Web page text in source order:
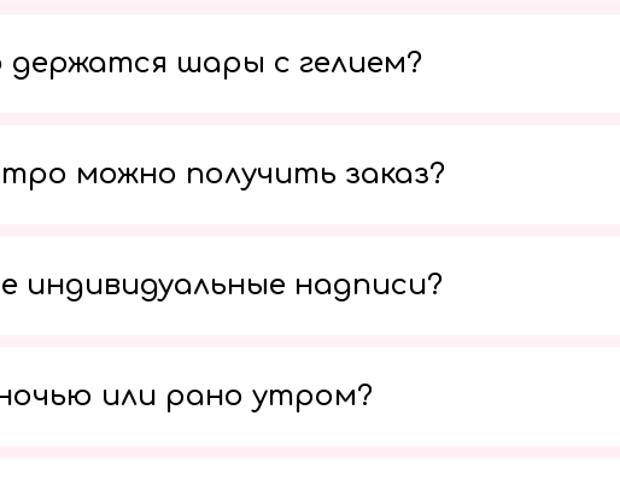
держатся шары с гелием?
можно получить заказ?
индивидуальные надписи?
или рано утром?